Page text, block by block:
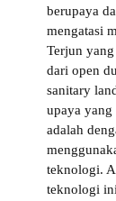
berupaya
mengatasi
Terjun
dari open
sanitary
upaya
adalah
teknologi.
teknologi ini